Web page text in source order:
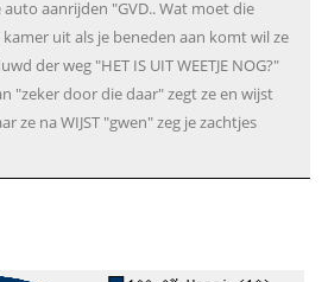
aanrijden "GVD.. Wat moet die
uit als je beneden aan komt wil ze
der weg "HET IS UIT WEETJE NOG?"
"zeker door die daar" zegt ze en wijst
ze na WIJST "gwen" zeg je zachtjes